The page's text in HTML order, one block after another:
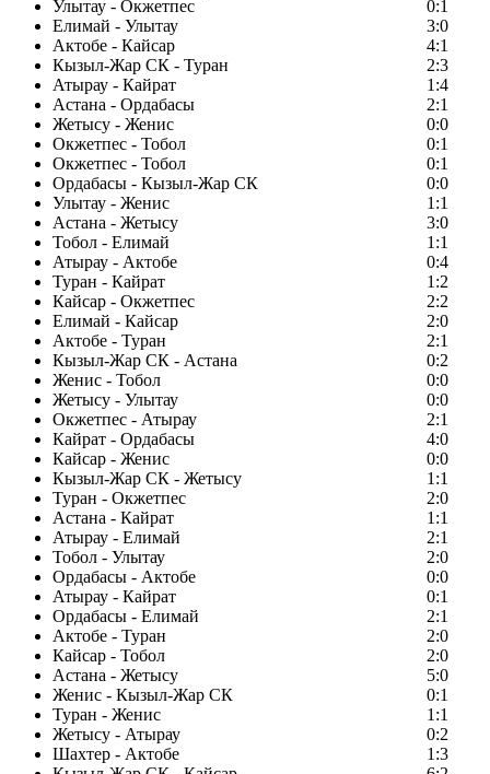
Улытау - Окжетпес
0:1
Елимай - Улытау
3:0
Актобе - Кайсар
4:1
Кызыл-Жар СК - Туран
2:3
Атырау - Кайрат
1:4
Астана - Ордабасы
2:1
Жетысу - Женис
0:0
Окжетпес - Тобол
0:1
Окжетпес - Тобол
0:1
Ордабасы - Кызыл-Жар СК
0:0
Улытау - Женис
1:1
Астана - Жетысу
3:0
Тобол - Елимай
1:1
Атырау - Актобе
0:4
Туран - Кайрат
1:2
Кайсар - Окжетпес
2:2
Елимай - Кайсар
2:0
Актобе - Туран
2:1
Кызыл-Жар СК - Астана
0:2
Женис - Тобол
0:0
Жетысу - Улытау
0:0
Окжетпес - Атырау
2:1
Кайрат - Ордабасы
4:0
Кайсар - Женис
0:0
Кызыл-Жар СК - Жетысу
1:1
Туран - Окжетпес
2:0
Астана - Кайрат
1:1
Атырау - Елимай
2:1
Тобол - Улытау
2:0
Ордабасы - Актобе
0:0
Атырау - Кайрат
0:1
Ордабасы - Елимай
2:1
Актобе - Туран
2:0
Кайсар - Тобол
2:0
Астана - Жетысу
5:0
Женис - Кызыл-Жар СК
0:1
Туран - Женис
1:1
Жетысу - Атырау
0:2
Шахтер - Актобе
1:3